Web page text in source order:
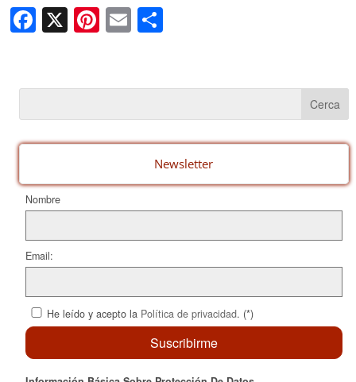
F
a
e
b
o
k
X Pi
nt
e
st
E
m
C
p
ar
te
ix
Newsletter
Nombre
Email:
He leído y acepto la Política de privacidad. (*)